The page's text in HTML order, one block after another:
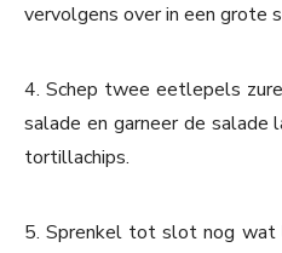
vervolgens over in een grote
4. Schep twee eetlepels
salade en garneer de salade
tortillachips.
5. Sprenkel tot slot nog wat